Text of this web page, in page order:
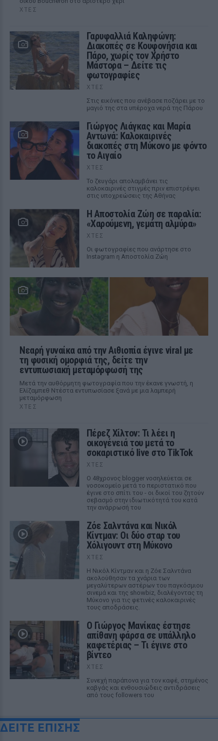
ΧΤΕΣ
Γαρυφαλλιά Καληφώνη:
Διακοπές σε Κουφονήσια και
Πάρο, χωρίς τον Χρήστο
Μάστορα – Δείτε τις
φωτογραφίες
ΧΤΕΣ
Στις εικόνες που ανέβασε ποζάρει με το
μαγιό της στα υπέροχα νερά της Πάρου
Γιώργος Λιάγκας και Μαρία
Αντωνά: Καλοκαιρινές
διακοπές στη Μύκονο με φόντο
το Αιγαίο
ΧΤΕΣ
Το ζευγάρι απολαμβάνει τις
καλοκαιρινές στιγμές πριν επιστρέψει
στις υποχρεώσεις της Αθήνας
Η Αποστολία Ζώη σε παραλία:
«Χαρούμενη, γεμάτη αλμύρα»
ΧΤΕΣ
Οι φωτογραφίες που ανάρτησε στο
Instagram η Αποστολία Ζώη
Νεαρή γυναίκα από την Αιθιοπία έγινε viral με
τη φυσική ομορφιά της, δείτε την
εντυπωσιακή μεταμόρφωσή της
Μετά την αυθόρμητη φωτογραφία που την έκανε γνωστή, η
Ελίζαμπεθ Ντέστα εντυπωσίασε ξανά με μια λαμπερή
μεταμόρφωση
ΧΤΕΣ
Πέρεζ Χίλτον: Τι λέει η
οικογένειά του μετά το
σοκαριστικό live στο TikTok
ΧΤΕΣ
Ο 48χρονος blogger νοσηλεύεται σε
νοσοκομείο μετά το περιστατικό που
έγινε στο σπίτι του - οι δικοί του ζητούν
σεβασμό στην ιδιωτικότητά του κατά
την ανάρρωσή του
Ζόε Σαλντάνα και Νικόλ
Κίντμαν: Οι δύο σταρ του
Χόλιγουντ στη Μύκονο
ΧΤΕΣ
Η Νικόλ Κίντμαν και η Ζόε Σαλντάνα
ακολούθησαν τα χνάρια των
μεγαλύτερων αστέρων του παγκόσμιου
σινεμά και της showbiz, διαλέγοντας τη
Μύκονο για τις φετινές καλοκαιρινές
τους αποδράσεις.
Ο Γιώργος Μανίκας έστησε
απίθανη φάρσα σε υπάλληλο
καφετέριας – Τι έγινε στο
βίντεο
ΧΤΕΣ
Συνεχή παράπονα για τον καφέ, στημένος
καβγάς και ενθουσιώδεις αντιδράσεις
από τους followers του
ΔΕΙΤΕ ΕΠΙΣΗΣ